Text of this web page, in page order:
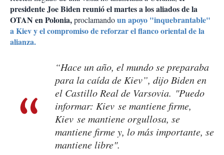
presidente Joe Biden reunió el martes a los aliados de la
OTAN en Polonia,proclamandoun apoyo "inquebrantable"
a Kiev y el compromiso de reforzar el flanco oriental de la
alianza.
“Hace un año, el mundo se preparaba
para la caída de Kiev”, dijo Biden en
el Castillo Real de Varsovia. "Puedo
informar: Kiev se mantiene firme,
Kiev se mantiene orgullosa, se
mantiene firme y, lo más importante, se
mantiene libre".